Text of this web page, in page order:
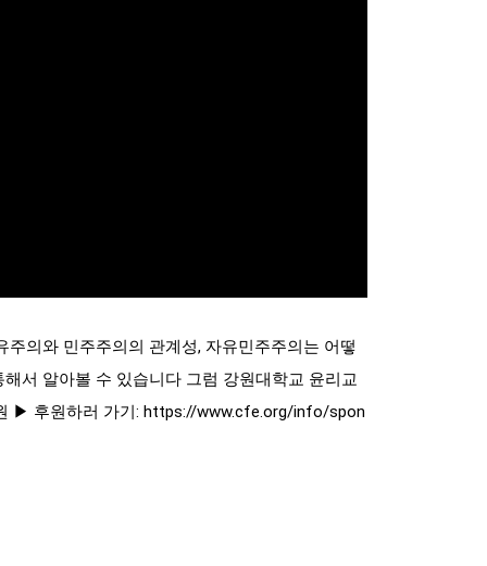
의와 민주주의의 관계성, 자유민주주의는 어떻
서 알아볼 수 있습니다 그럼 강원대학교 윤리교
▶ 후원하러 가기: https://www.cfe.org/info/spon